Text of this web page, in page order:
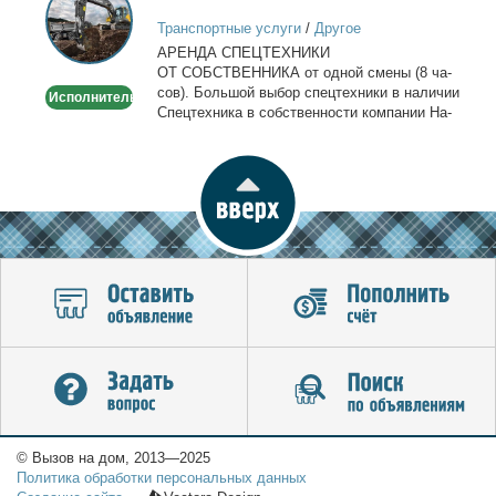
спецтехники
в
Москве
Исполнитель
Транспортные услуги/ Другое
АРЕНДА СПЕЦТЕХНИКИ
ОТ СОБСТВЕННИКА от од­ной сме­ны (8 ча­
сов). Боль­шой вы­бор спец­тех­ни­ки в на­ли­чии
Спец­тех­ни­ка в соб­ствен­но­сти ком­па­нии На­
© Вызов на дом, 2013—2025
Политика обработки персональных данных